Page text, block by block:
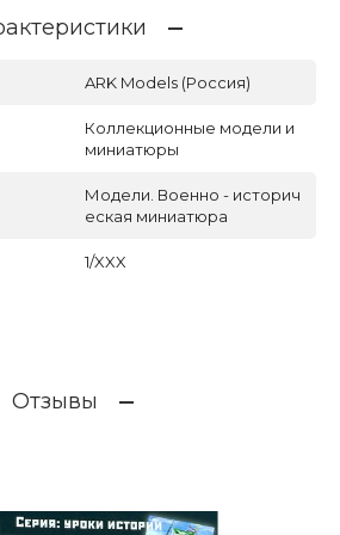
ARK Models (Россия)
Коллекционные модели и
миниатюры
Модели. Военно - историч
еская миниатюра
1/XXX
Отзывы